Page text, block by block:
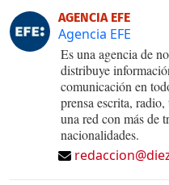
AGENCIA EFE
Agencia EFE
Es una agencia de
distribuye
comunicación en
prensa escrita,
una red con más de
nacionalidades.